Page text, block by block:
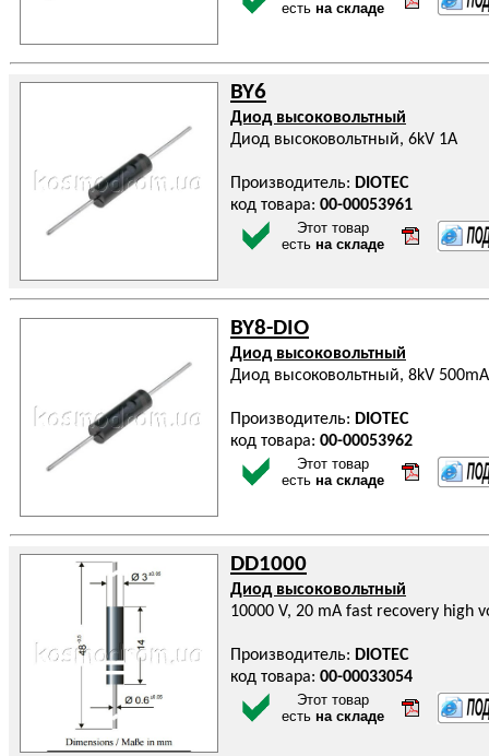
есть на складе
BY6
Диод высоковольтный
Диод высоковольтный, 6kV 1A
Производитель: DIOTEC
код товара: 00-00053961
Этот товар
есть на складе
BY8-DIO
Диод высоковольтный
Диод высоковольтный, 8kV 500mA
Производитель: DIOTEC
код товара: 00-00053962
Этот товар
есть на складе
DD1000
Диод высоковольтный
10000 V, 20 mA fast recovery high
Производитель: DIOTEC
код товара: 00-00033054
Этот товар
есть на складе